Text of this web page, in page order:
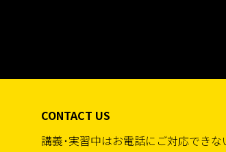
CONTACT US
講義･実習中はお電話にご対応できな